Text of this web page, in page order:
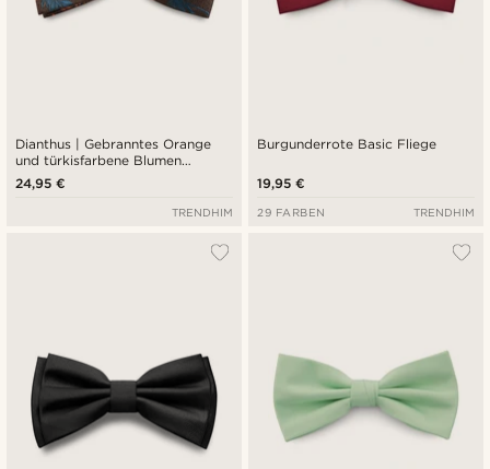
Dianthus | Gebranntes Orange
und türkisfarbene Blumen
Vorgebundene Fliege
24,95 €
TRENDHIM
Burgunderrote Basic Fliege
19,95 €
29 FARBEN TRENDHIM